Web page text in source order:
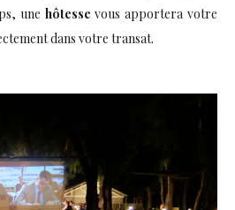
une hôtesse vous apportera votre
dans votre transat.